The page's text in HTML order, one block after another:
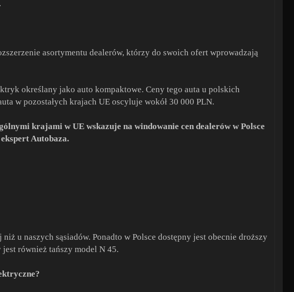
asortymentu dealerów, którzy do swoich ofert wprowadzają
określany jako auto kompaktowe. Ceny tego auta u polskich
w pozostałych krajach UE oscyluje wokół 30 000 PLN.
krajami w UE wskazuje na windowanie cen dealerów w Polsce
Autobaza.
u naszych sąsiadów. Ponadto w Polsce dostępny jest obecnie droższy
również tańszy model N 45.